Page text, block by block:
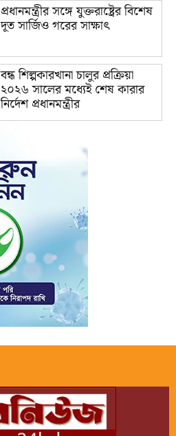
প্রধানমন্ত্রীর সঙ্গে যুক্তরাষ্ট্রের বিশেষ
দূত সার্জিও গরের সাক্ষাৎ
বন্ধ শিল্পকারখানা চালুর প্রক্রিয়া
২০২৬ সালের মধ্যেই শেষ কারার
নির্দেশ প্রধানমন্ত্রীর